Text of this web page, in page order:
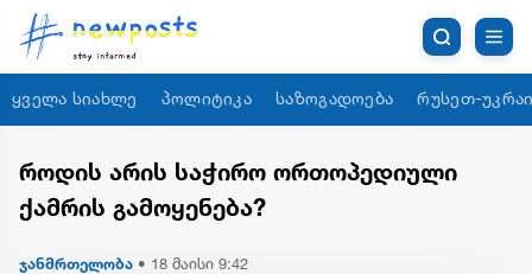
ყველა სიახლე პოლიტიკა საზოგადოება რუსეთ-
როდის არის საჭირო ორთოპედიული
ქამრის გამოყენება?
ჯანმრთელობა • 18 მაისი 9:42